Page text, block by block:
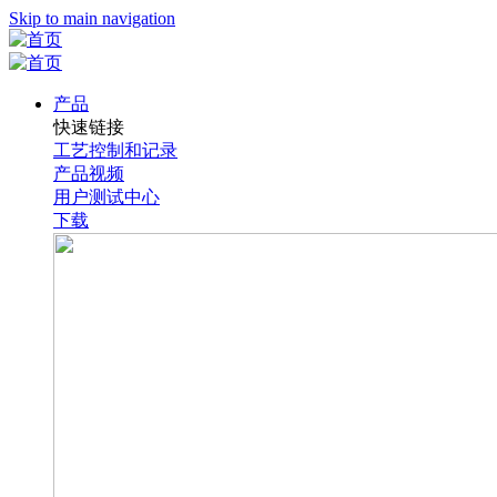
Skip to main navigation
产品
快速链接
工艺控制和记录
产品视频
用户测试中心
下载